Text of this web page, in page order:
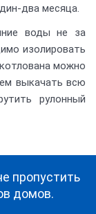
два месяца.
воды не за
изолировать
можно
выкачать всю
рулонный
пропустить
домов.